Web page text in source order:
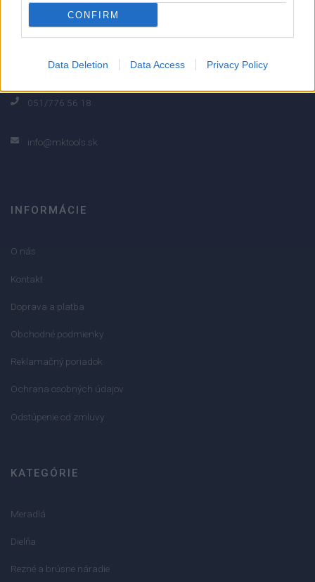
CONFIRM
Data Deletion Data Access Privacy Policy
Strojnícka 5, Prešov
Strojnícka 5, Prešov
051/776 56 18
info@mktools.sk
INFORMÁCIE
O nás
Kontakt
Doprava a platba
Obchodné podmienky
Reklamačný poriadok
Ochrana osobných údajov
Odstúpenie od zmluvy
KATEGÓRIE
Meradlá
Dielňa
Rezné a brúsne náradie